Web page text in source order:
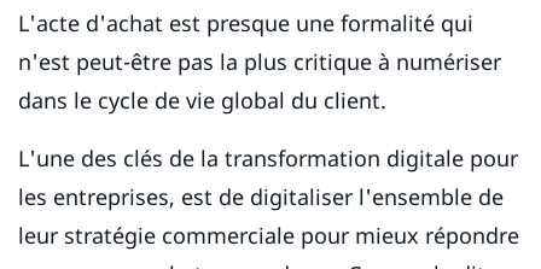
L'acte d'achat est presque une formalité qui
n'est peut-être pas la plus critique à numériser
dans le cycle de vie global du client.
L'une des clés de la transformation digitale pour
les entreprises, est de digitaliser l'ensemble de
leur stratégie commerciale pour mieux répondre